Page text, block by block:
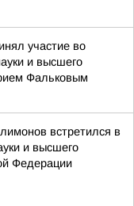
участие во
и высшего
Фальковым
встретился в
и высшего
Федерации